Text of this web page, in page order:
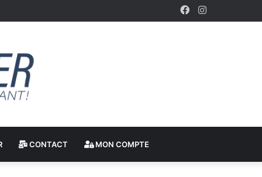
Facebook
CONTACT MON COMPTE